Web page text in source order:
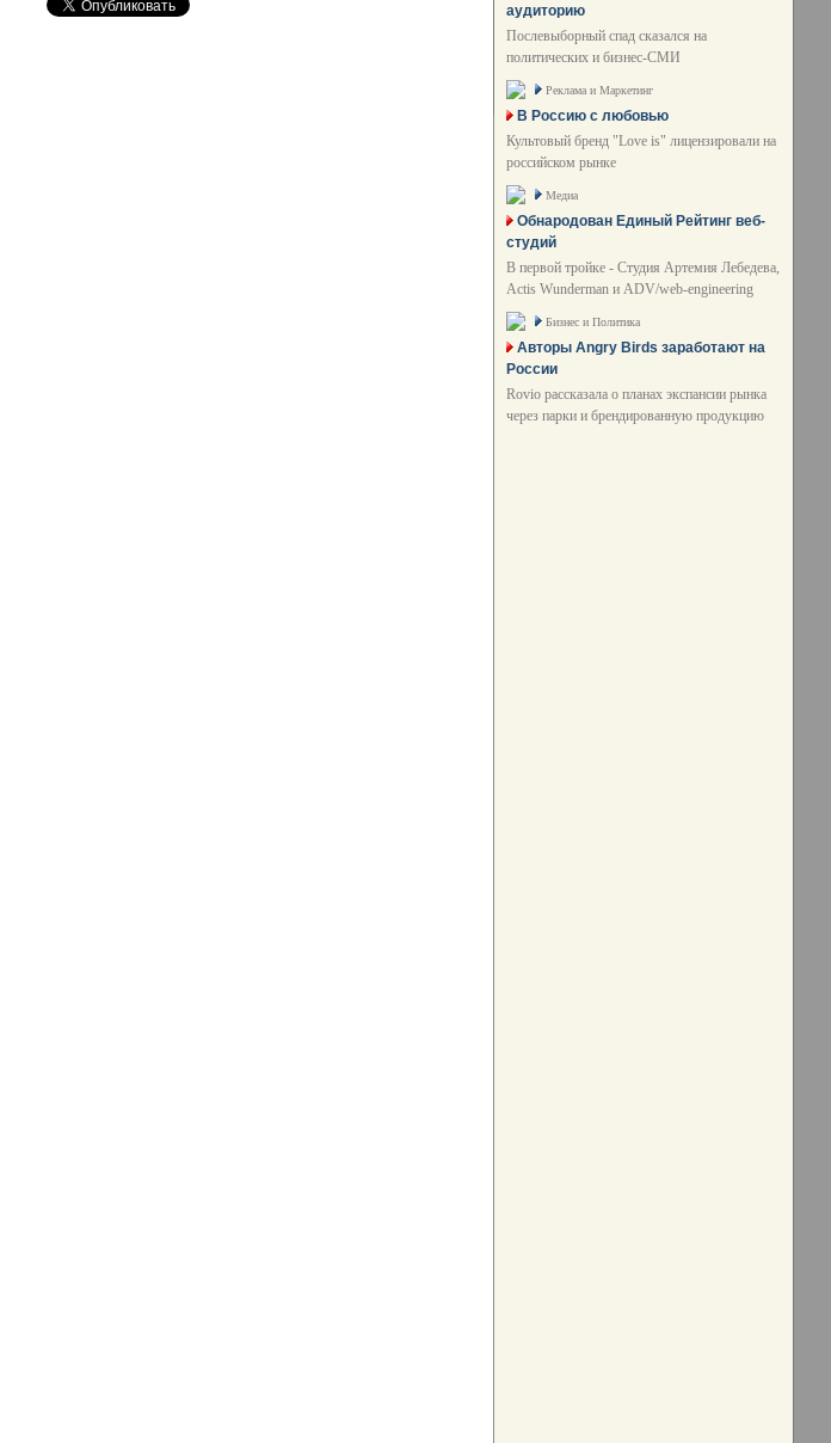
аудиторию
Послевыборный спад сказался на
политических и бизнес-СМИ
Реклама и Маркетинг
В Россию с любовью
Культовый бренд "Love is" лицензировали на
российском рынке
Медиа
Обнародован Единый Рейтинг веб-
студий
В первой тройке - Студия Артемия Лебедева,
Actis Wunderman и ADV/web-engineering
Бизнес и Политика
Авторы Angry Birds заработают на
России
Rovio рассказала о планах экспансии рынка
через парки и брендированную продукцию